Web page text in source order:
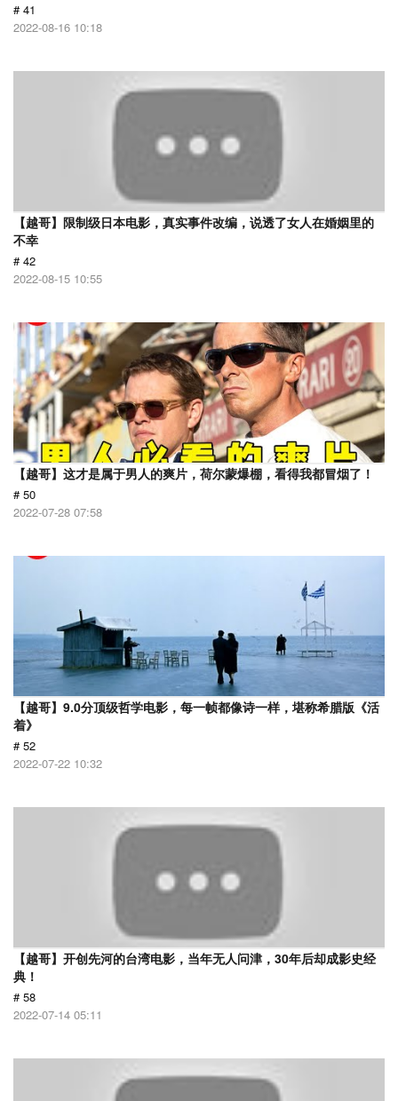
# 41
2022-08-16 10:18
【越哥】限制级日本电影，真实事件改编，说透了女人在婚姻里的
不幸
# 42
2022-08-15 10:55
【越哥】这才是属于男人的爽片，荷尔蒙爆棚，看得我都冒烟了！
# 50
2022-07-28 07:58
【越哥】9.0分顶级哲学电影，每一帧都像诗一样，堪称希腊版《活
着》
# 52
2022-07-22 10:32
【越哥】开创先河的台湾电影，当年无人问津，30年后却成影史经
典！
# 58
2022-07-14 05:11